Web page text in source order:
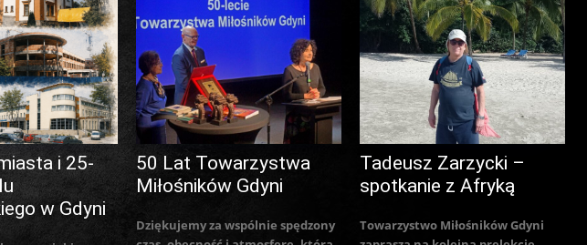
i 25-
w Gdyni
50 Lat Towarzystwa
Miłośników Gdyni
Dziękujemy za wspólnie spędzony
Tadeusz Zarzycki –
spotkanie z Afryką
Towarzystwo Miłośników Gdyni